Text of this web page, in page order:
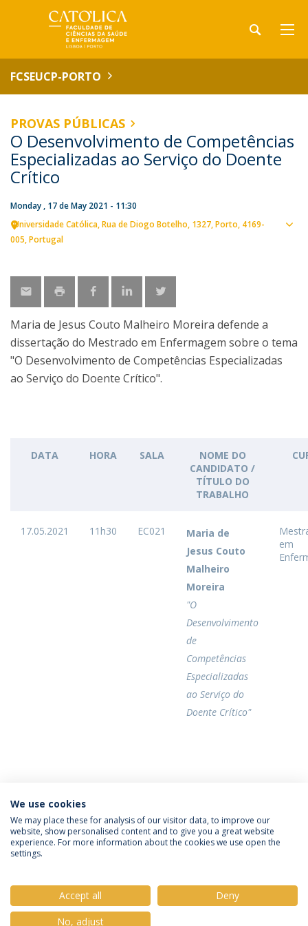
FCSEUCP-PORTO
PROVAS PÚBLICAS
O Desenvolvimento de Competências
Especializadas ao Serviço do Doente
Crítico
Monday , 17 de May 2021 - 11:30
Universidade Católica Rua de Diogo Botelho, 1327 Porto 4169-
005 Portugal
Maria de Jesus Couto Malheiro Moreira defende a
dissertação do Mestrado em Enfermagem sobre o tema
"O Desenvolvimento de Competências Especializadas
ao Serviço do Doente Crítico".
DATA HORA SALA
NOME DO
CANDIDATO /
TÍTULO DO
TRABALHO
17.05.2021 11h30 EC021
Maria de
Jesus Couto
Malheiro
Moreira
"O
Desenvolvimento
de
Competências
Especializadas
ao Serviço do
Doente Crítico"
em
Categories:
Mestrado em Enfermagem
Provas Públicas
Privacy Policy
We use cookies
We may place these for analysis of our visitor data, to improve our
website, show personalised content and to give you a great website
experience. For more information about the cookies we use open the
settings.
Accept all
Deny
No, adjust